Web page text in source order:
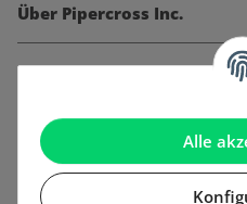
Alle
Über Pipercross Inc.
Informationen
Gesetzliche Informationen